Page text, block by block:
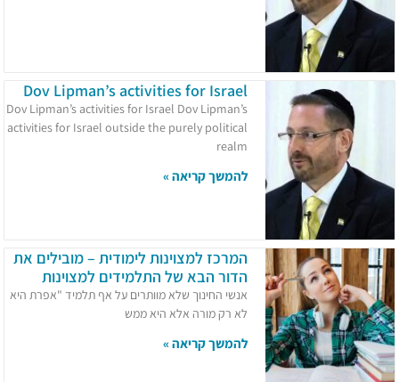
Dov Lipman’s activities for Israel
Dov Lipman’s activities for Israel Dov Lipman’s
activities for Israel outside the purely political
realm
להמשך קריאה »
המרכז למצוינות לימודית – מובילים את
הדור הבא של התלמידים למצוינות
אנשי החינוך שלא מוותרים על אף תלמיד "אפרת היא
לא רק מורה אלא היא ממש
להמשך קריאה »